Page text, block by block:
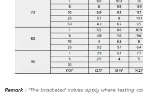
Remark : *The bracketed values apply where testing